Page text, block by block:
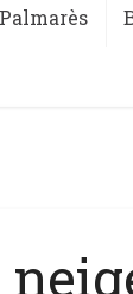
Palmarès